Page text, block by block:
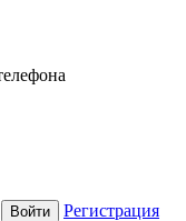
Войти
Регистрация